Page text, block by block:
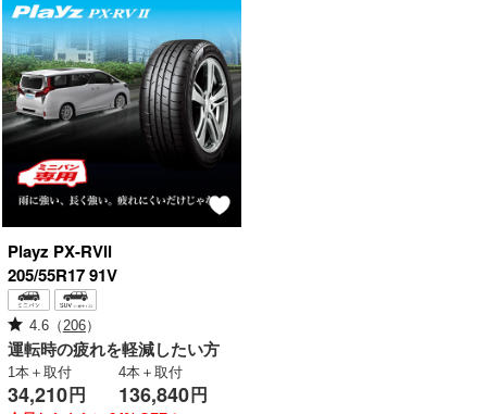
Playz PX-RVⅡ
205/55R17 91V
4.6（ 206）
運転時の疲れを軽減したい方
1本＋取付
34,210 円
4本＋取付
136,840 円